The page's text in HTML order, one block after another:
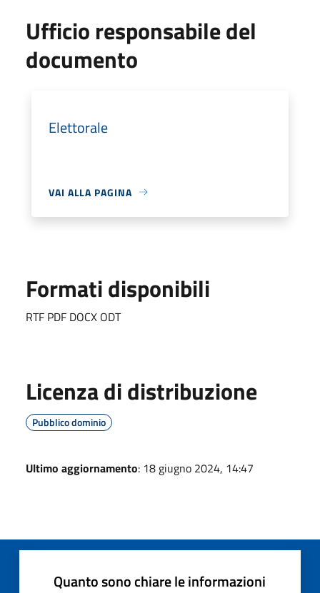
Ufficio responsabile del
documento
Elettorale
VAI ALLA PAGINA
Formati disponibili
RTF PDF DOCX ODT
Licenza di distribuzione
Pubblico dominio
Ultimo aggiornamento: 18 giugno 2024, 14:47
Quanto sono chiare le informazioni